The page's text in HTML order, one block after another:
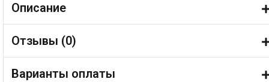
Описание
Отзывы (0)
Варианты оплаты